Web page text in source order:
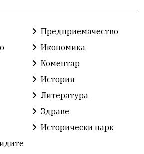
Празници Розариумът
Здраве
– Ветрино Вълчи дол
Доброволчески дейности
българско царство
Предприемачество
Икономика
Коментар
История
Литература
Здраве
Исторически парк